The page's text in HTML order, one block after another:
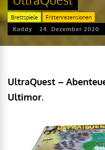
Brettspiele
Frittenrezensionen
Kaddy
24. Dezember 2020
UltraQuest –
Ultimor.